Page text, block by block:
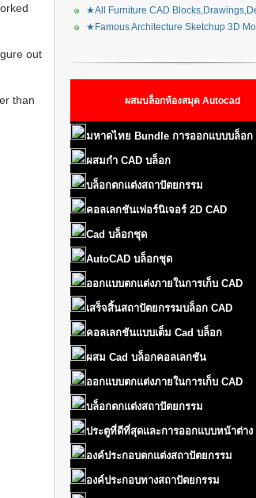
out
than
★All Furniture CAD
★Famous Architecture Sketchup 3D
ผสมบล็อกห้องสมุด Autocad
มหาดไทย Bundle การออกแบบบล็อก
ผสมกำ CAD บล็อก
บล็อกตกแต่งสถาปัตยกรรม
คอลเลกชันเฟอร์นิเจอร์ 2D CAD
Cad บล็อกชุด
AutoCAD บล็อกชุด
ออกแบบตกแต่งภายในการเก็บ CAD
เสร็จสิ้นสถาปัตยกรรมบล็อก CAD
คอลเลกชันแบบเต็ม Cad บล็อก
ผสม Cad บล็อกคอลเลกชัน
ออกแบบตกแต่งภายในการเก็บ CAD
บล็อกตกแต่งสถาปัตยกรรม
ประตูที่ดีที่สุดและการออกแบบหน้าต่าง
องค์ประกอบตกแต่งสถาปัตยกรรม
องค์ประกอบทางสถาปัตยกรรม